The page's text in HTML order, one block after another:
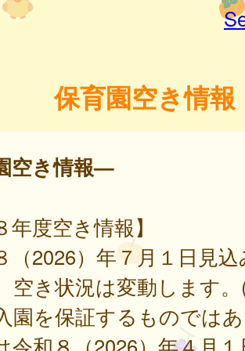
保育園空き情報
空き情報—
年度空き情報】
（2026）年７月１日見
空き状況は変動します
園を保証するものでは